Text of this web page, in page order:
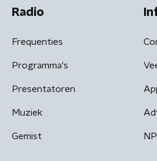
Radio
Frequenties
Programma's
Presentatoren
Muziek
Gemist